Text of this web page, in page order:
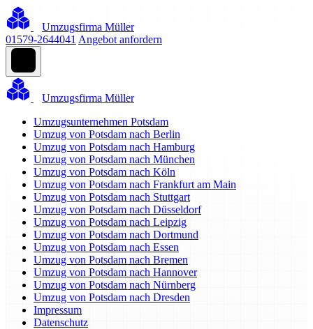
Umzugsfirma Müller
01579-2644041 Angebot anfordern
Umzugsfirma Müller
Umzugsunternehmen Potsdam
Umzug von Potsdam nach Berlin
Umzug von Potsdam nach Hamburg
Umzug von Potsdam nach München
Umzug von Potsdam nach Köln
Umzug von Potsdam nach Frankfurt am Main
Umzug von Potsdam nach Stuttgart
Umzug von Potsdam nach Düsseldorf
Umzug von Potsdam nach Leipzig
Umzug von Potsdam nach Dortmund
Umzug von Potsdam nach Essen
Umzug von Potsdam nach Bremen
Umzug von Potsdam nach Hannover
Umzug von Potsdam nach Nürnberg
Umzug von Potsdam nach Dresden
Impressum
Datenschutz